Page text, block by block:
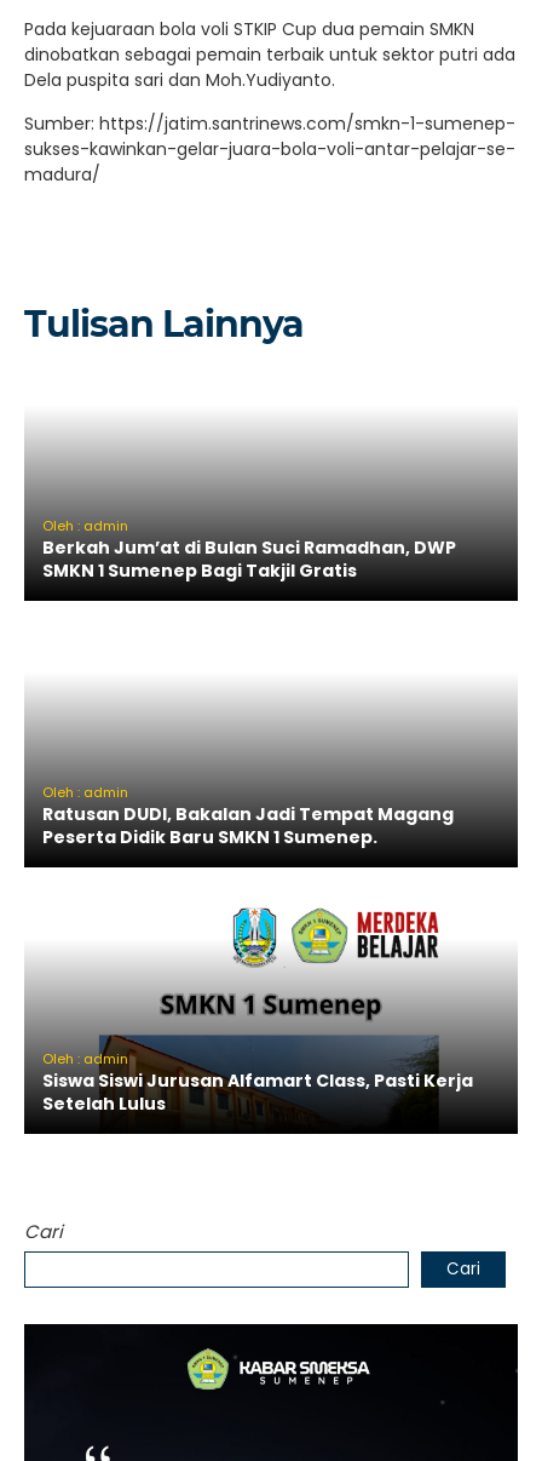
Pada kejuaraan bola voli STKIP Cup dua pemain SMKN
dinobatkan sebagai pemain terbaik untuk sektor putri ada
Dela puspita sari dan Moh.Yudiyanto.
Sumber: https://jatim.santrinews.com/smkn-1-sumenep-
sukses-kawinkan-gelar-juara-bola-voli-antar-pelajar-se-
madura/
Tulisan Lainnya
Oleh : admin
Berkah Jum’at di Bulan Suci Ramadhan, DWP
SMKN 1 Sumenep Bagi Takjil Gratis
Oleh : admin
Ratusan DUDI, Bakalan Jadi Tempat Magang
Peserta Didik Baru SMKN 1 Sumenep.
Oleh : admin
Siswa Siswi Jurusan Alfamart Class, Pasti Kerja
Setelah Lulus
Cari
Cari